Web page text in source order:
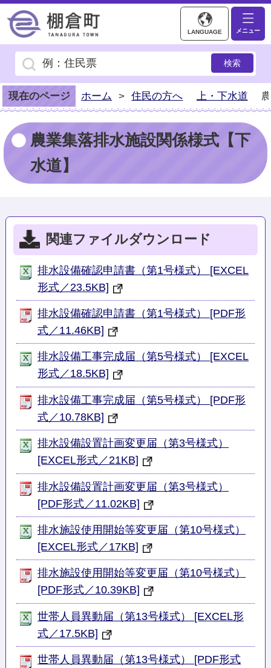
棚倉町ホームページ
LANGUAGE メニュー
現在のページ ホーム > 住民の方へ 上・下水道
農業集落排水施設関係様式【下
水道】
関連ファイルダウンロード
排水設備確認申請書（第1号様式） [EXCEL
形式／23.5KB]
排水設備確認申請書（第1号様式） [PDF形
式／11.46KB]
排水設備工事完成届（第5号様式） [EXCEL
形式／18.5KB]
排水設備工事完成届（第5号様式） [PDF形
式／10.78KB]
排水設備設置計画変更届（第3号様式）
[EXCEL形式／21KB]
排水設備設置計画変更届（第3号様式）
[PDF形式／11.02KB]
排水施設使用開始等変更届（第10号様式）
[EXCEL形式／17KB]
排水施設使用開始等変更届（第10号様式）
[PDF形式／10.39KB]
世帯人員異動届（第13号様式） [EXCEL形
式／17.5KB]
世帯人員異動届（第13号様式） [PDF形式